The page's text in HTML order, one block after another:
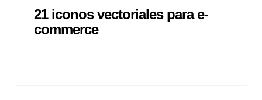
21 iconos vectoriales para e-
commerce